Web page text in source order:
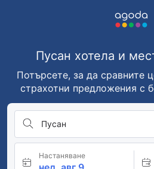
Пусан хотела и
Потърсете, за да сравните
страхотни предложения с
Пусан
Настаняване